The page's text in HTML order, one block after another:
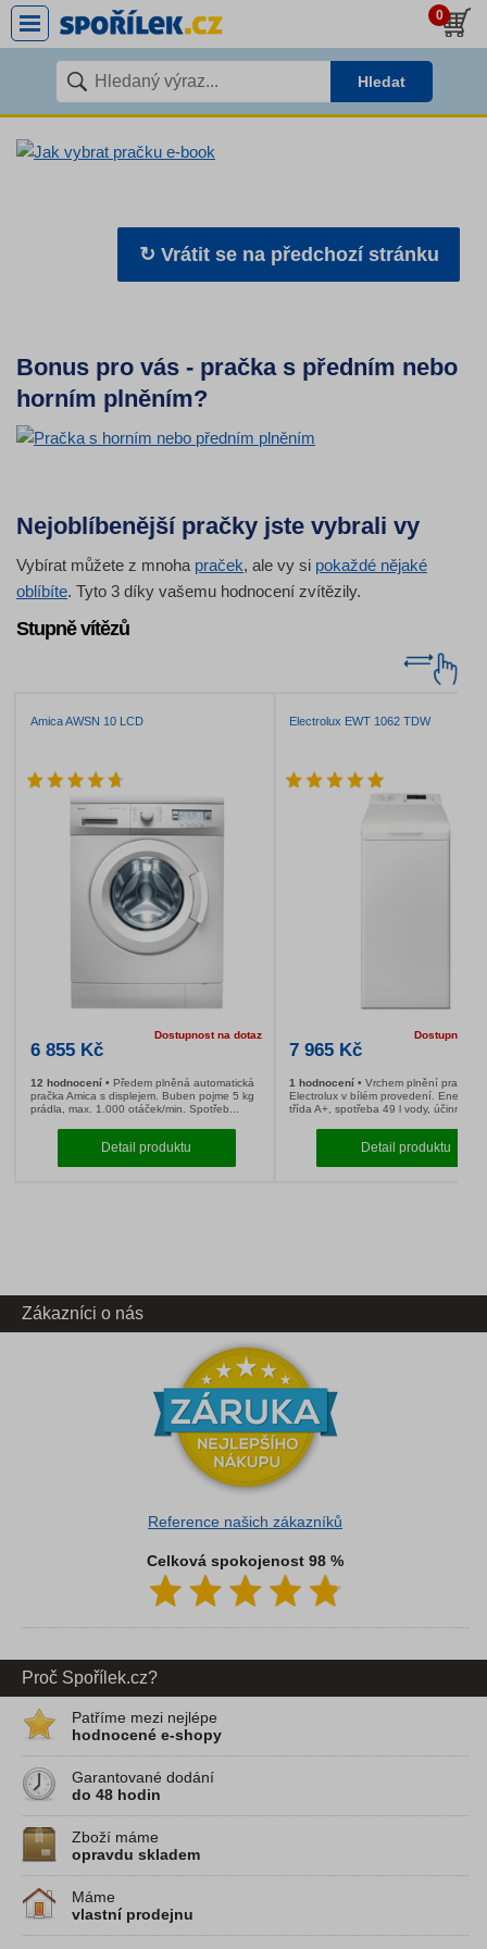
0
Hledat
↻ Vrátit se na předchozí stránku
Bonus pro vás - pračka s předním nebo
horním plněním?
Nejoblíbenější pračky jste vybrali vy
Vybírat můžete z mnoha praček, ale vy si pokaždé nějaké
oblíbíte. Tyto 3 díky vašemu hodnocení zvítězily.
Stupně vítězů
Amica AWSN 10 LCD
6 855 Kč
Dostupnost na dotaz
Předem plněná automatická
pračka Amica s displejem. Buben pojme 5 kg
prádla, max. 1.000 otáček/min. Spotřeb...
Detail produktu
Zákazníci o nás
Reference našich zákazníků
Celková spokojenost 98 %
Proč Spořílek.cz?
Patříme mezi nejlépe
hodnocené e-shopy
Garantované dodání
do 48 hodin
Zboží máme
opravdu skladem
Máme
vlastní prodejnu